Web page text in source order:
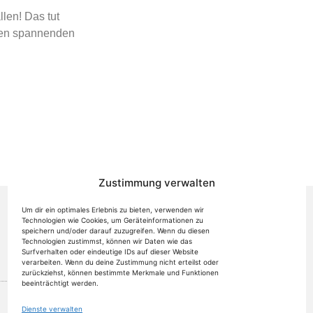
Zustimmung verwalten
Um dir ein optimales Erlebnis zu bieten, verwenden wir
Technologien wie Cookies, um Geräteinformationen zu
speichern und/oder darauf zuzugreifen. Wenn du diesen
Technologien zustimmst, können wir Daten wie das
Surfverhalten oder eindeutige IDs auf dieser Website
verarbeiten. Wenn du deine Zustimmung nicht erteilst oder
zurückziehst, können bestimmte Merkmale und Funktionen
beeinträchtigt werden.
Dienste verwalten
Das tut
spannenden